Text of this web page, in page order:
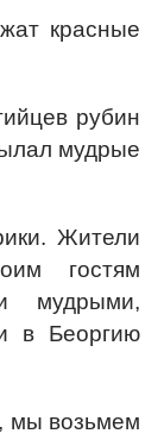
красные
рубин
мудрые
Жители
гостям
мудрыми,
в Беоргию
мы возьмем